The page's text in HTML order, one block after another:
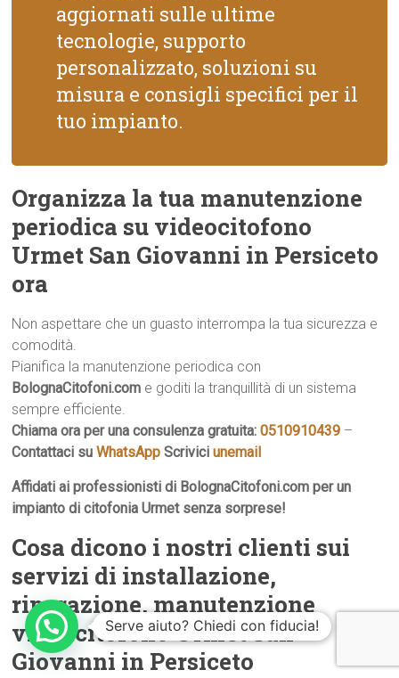
aggiornati sulle ultime
tecnologie, supporto
personalizzato, soluzioni su
misura e consigli specifici per il
tuo impianto.
Organizza la tua manutenzione
periodica su videocitofono
Urmet San Giovanni in Persiceto
ora
Non aspettare che un guasto interrompa la tua sicurezza e
comodità.
Pianifica la manutenzione periodica con
BolognaCitofoni.com e goditi la tranquillità di un sistema
sempre efficiente.
Chiama ora per una consulenza gratuita:0510910439 –
Contattaci suWhatsApp Scriviciunemail
Affidati ai professionisti di BolognaCitofoni.com per un
impianto di citofonia Urmet senza sorprese!
Cosa dicono i nostri clienti sui
servizi di installazione,
riparazione, manutenzione
videocitofono Urmet San
Giovanni in Persiceto
Serve aiuto? Chiedi con fiducia!